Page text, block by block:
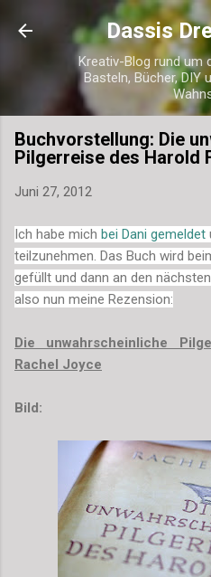
Direkt zum
Dassis
Kreativ-Blog rund um
Basteln, Bücher, DIY
Buchvorstellung: Die
Pilgerreise des Harold
Juni 27, 2012
Ich habe mich bei Dani gemeldet
teilzunehmen. Das Buch wird
gefüllt und dann an den nächsten
also nun meine Rezension:
Die unwahrscheinliche
Rachel Joyce
Bild: